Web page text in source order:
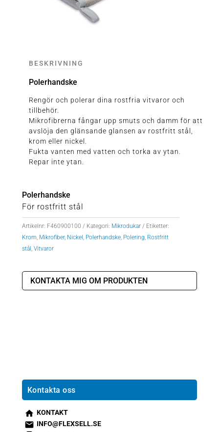
BESKRIVNING
Polerhandske
Rengör och polerar dina rostfria vitvaror och
tillbehör.
Mikrofibrerna fångar upp smuts och damm för att
avslöja den glänsande glansen av rostfritt stål,
krom eller nickel.
Fukta vanten med vatten och torka av ytan.
Repar inte ytan.
Polerhandske
För rostfritt stål
Artikelnr: F460900100 Kategori: Mikrodukar
Etiketter:
Krom, Mikrofiber, Nickel , Polerhandske, Polering, Rostfritt
stål , Vitvaror
KONTAKTA MIG OM PRODUKTEN
Kontakta oss
s
KONTAKT
INFO@FLEXSELL.SE